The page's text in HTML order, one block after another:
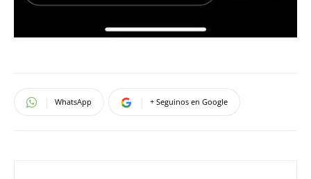
WhatsApp + Seguinos en Google